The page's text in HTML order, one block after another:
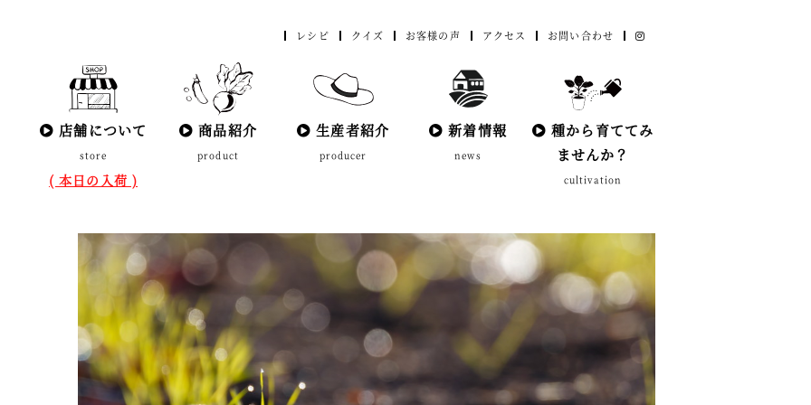
レシピ クイズ お客様の声 アクセス お問い合わせ
店舗について
store
( 本日の入荷 )
商品紹介
product
生産者紹介
producer
新着情報
news
種から育ててみ
ませんか？
cultivation